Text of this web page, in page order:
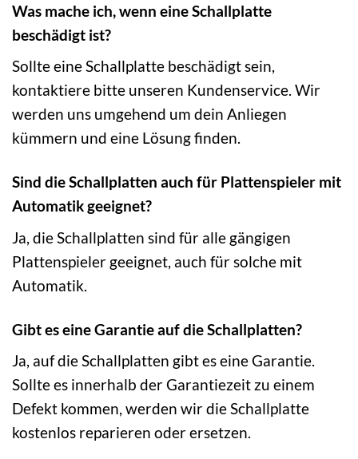
Was mache ich, wenn eine Schallplatte
beschädigt ist?
Sollte eine Schallplatte beschädigt sein,
kontaktiere bitte unseren Kundenservice. Wir
werden uns umgehend um dein Anliegen
kümmern und eine Lösung finden.
Sind die Schallplatten auch für Plattenspieler mit
Automatik geeignet?
Ja, die Schallplatten sind für alle gängigen
Plattenspieler geeignet, auch für solche mit
Automatik.
Gibt es eine Garantie auf die Schallplatten?
Ja, auf die Schallplatten gibt es eine Garantie.
Sollte es innerhalb der Garantiezeit zu einem
Defekt kommen, werden wir die Schallplatte
kostenlos reparieren oder ersetzen.